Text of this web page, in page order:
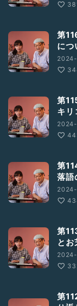
第
につ
第
キリ
第
落語
第
とお
第